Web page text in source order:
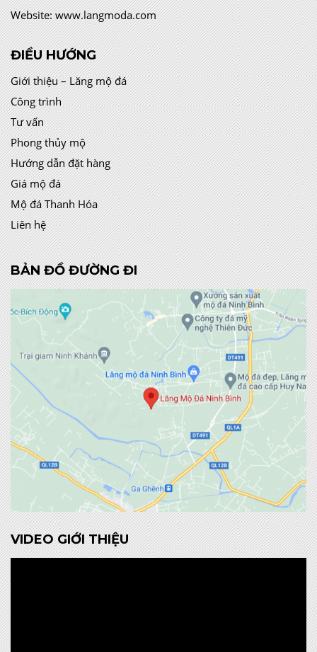
Website: www.langmoda.com
ĐIỀU HƯỚNG
Giới thiệu – Lăng mộ đá
Công trình
Tư vấn
Phong thủy mộ
Hướng dẫn đặt hàng
Giá mộ đá
Mộ đá Thanh Hóa
Liên hệ
BẢN ĐỒ ĐƯỜNG ĐI
VIDEO GIỚI THIỆU